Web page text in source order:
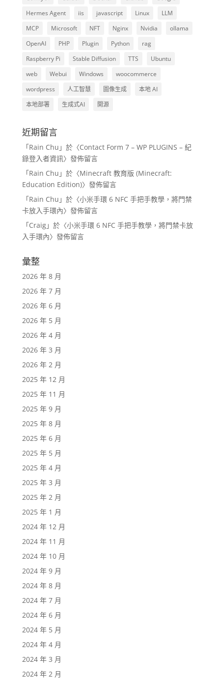
Hermes Agent
iis javascript Linux
LLM
MCP
Microsoft NFT Nginx Nvidia
ollama
OpenAI
PHP Plugin Python
rag
Raspberry Pi
Stable Diffusion TTS
Ubuntu
web
Webui Windows
woocommerce
wordpress
人工智慧 圖像生成
本地 AI
本地部署
生成式AI 開源
近期留言
「Rain Chu 」於〈Contact Form 7 – WP PLUGINS – 紀
錄登入者資訊〉發佈留言
「Rain Chu 」於〈Minecraft 教育版 (Minecraft:
Education Edition)〉發佈留言
「Rain Chu 」於〈小米手環 6 NFC 手把手教學，將門禁
卡放入手環內〉發佈留言
「Craig」於〈小米手環 6 NFC 手把手教學，將門禁卡放
入手環內〉發佈留言
彙整
2026 年 8 月
2026 年 7 月
2026 年 6 月
2026 年 5 月
2026 年 4 月
2026 年 3 月
2026 年 2 月
2025 年 12 月
2025 年 11 月
2025 年 9 月
2025 年 8 月
2025 年 6 月
2025 年 5 月
2025 年 4 月
2025 年 3 月
2025 年 2 月
2025 年 1 月
2024 年 12 月
2024 年 11 月
2024 年 10 月
2024 年 9 月
2024 年 8 月
2024 年 7 月
2024 年 6 月
2024 年 5 月
2024 年 4 月
2024 年 3 月
2024 年 2 月